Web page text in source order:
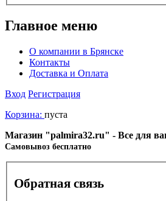
Главное меню
О компании в Брянске
Контакты
Доставка и Оплата
Вход Регистрация
Корзина: пуста
Магазин "palmira32.ru" - Все для
Cамовывоз бесплатно
Обратная связь